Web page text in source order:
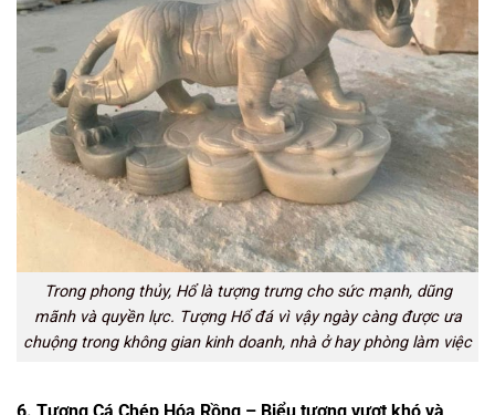
Trong phong thủy, Hổ là tượng trưng cho sức mạnh, dũng
mãnh và quyền lực. Tượng Hổ đá vì vậy ngày càng được ưa
chuộng trong không gian kinh doanh, nhà ở hay phòng làm việc
6. Tượng Cá Chép Hóa Rồng – Biểu tượng vượt khó và